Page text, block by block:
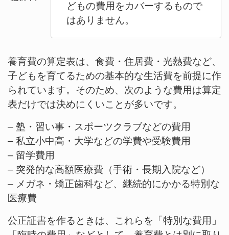
どもの費用をカバーするもので
はありません。
養育費の算定表は、食費・住居費・光熱費など、
子どもを育てるための基本的な生活費を前提に作
られています。そのため、次のような費用は算定
表だけでは決めにくいことが多いです。
– 塾・習い事・スポーツクラブなどの費用
– 私立小中高・大学などの学費や受験費用
– 留学費用
– 突発的な高額医療費（手術・長期入院など）
– メガネ・矯正歯科など、継続的にかかる特別な
医療費
公正証書を作るときは、これらを「特別な費用」